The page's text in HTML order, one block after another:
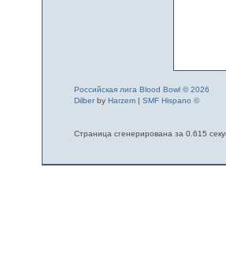
Российская лига Blood Bowl © 2026
Dilberby Harzem| SMF Hispano ©
Страница сгенерирована за 0.615